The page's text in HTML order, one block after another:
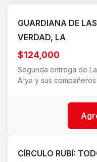
GUARDIANA DE
VERDAD, LA
$124,000
Segunda entrega de
Arya y sus
CÍRCULO RUBÍ: